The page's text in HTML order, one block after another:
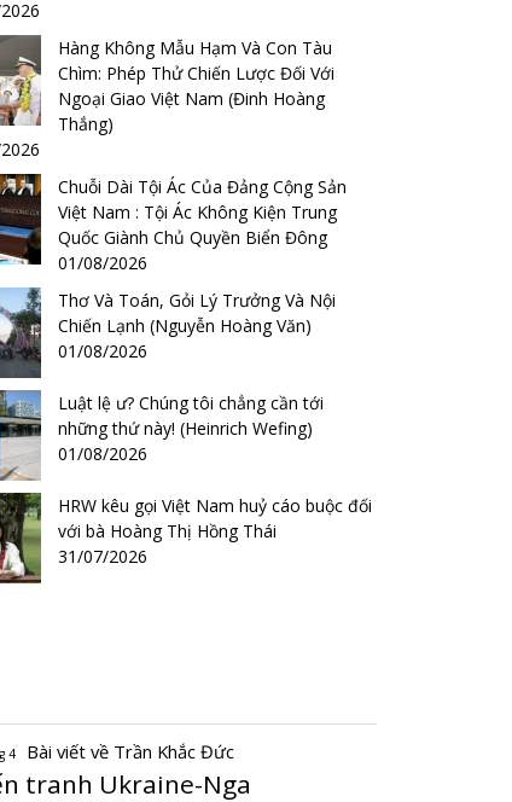
Hàng Không Mẫu Hạm Và Con Tàu
Chìm: Phép Thử Chiến Lược Đối Với
Ngoại Giao Việt Nam (Đinh Hoàng
Thắng)
Chuỗi Dài Tội Ác Của Đảng Cộng Sản
Việt Nam : Tội Ác Không Kiện Trung
Quốc Giành Chủ Quyền Biển Đông
01/08/2026
Thơ Và Toán, Gỏi Lý Trưởng Và Nội
Chiến Lạnh (Nguyễn Hoàng Văn)
01/08/2026
Luật lệ ư? Chúng tôi chẳng cần tới
những thứ này! (Heinrich Wefing)
01/08/2026
HRW kêu gọi Việt Nam huỷ cáo buộc đối
với bà Hoàng Thị Hồng Thái
31/07/2026
4 Bài viết về Trần Khắc Đức
tranh Ukraine-Nga